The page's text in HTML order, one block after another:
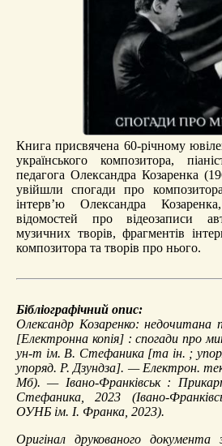
Книга присвячена 60-річному
українського композитора,
педагога Олександра Козаренка
увійшли спогади про
інтерв’ю Олександра
відомостей про відеозаписи
музичних творів, фрагментів
композитора та творів про нього.
Бібліографічний опис:
Олександр Козаренко:
[Електронна копія] : спогади про
ун-т ім. В. Стефаника [та ін. ;
упоряд. Р. Дзундза]. — Електрон.
Мб). — Івано-Франківськ :
Стефаника, 2023 (Івано-
ОУНБ ім. І. Франка, 2023).
Оригінал друкованого документа